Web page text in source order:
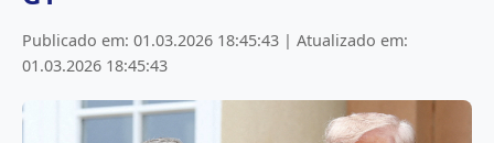
Publicado em: 01.03.2026 18:45:43 | Atualizado em:
01.03.2026 18:45:43